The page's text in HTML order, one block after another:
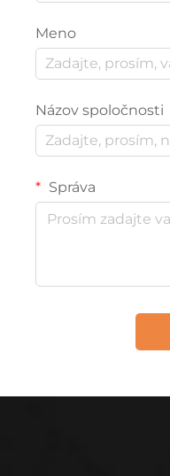
Meno
Názov spoločnosti
Správa